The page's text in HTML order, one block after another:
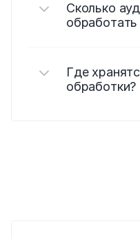
Сколько
Где
обработки?